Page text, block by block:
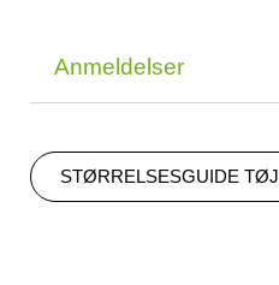
Anmeldelser
STØRRELSESGUIDE TØJ